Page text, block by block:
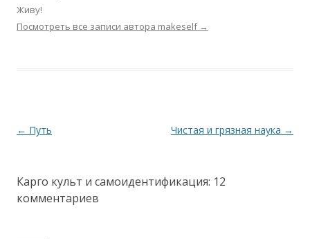
Живу!
Посмотреть все записи автора makeself →
Навигация по записям
← Путь Чистая и грязная наука →
Карго культ и самоидентификация: 12
комментариев